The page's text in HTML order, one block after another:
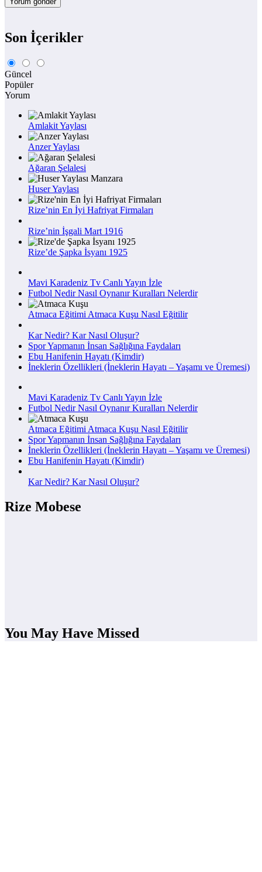
Son İçerikler
Güncel
Popüler
Yorum
Amlakit Yaylası
Anzer Yaylası
Ağaran Şelalesi
Huser Yaylası
Rize’nin En İyi Hafriyat Firmaları
Rize’nin İşgali Mart 1916
Rize’de Şapka İsyanı 1925
Mavi Karadeniz Tv Canlı Yayın İzle
Futbol Nedir Nasıl Oynanır Kuralları Nelerdir
Atmaca Eğitimi Atmaca Kuşu Nasıl Eğitilir
Kar Nedir? Kar Nasıl Oluşur?
Spor Yapmanın İnsan Sağlığına Faydaları
Ebu Hanifenin Hayatı (Kimdir)
İneklerin Özellikleri (İneklerin Hayatı – Yaşamı ve Üremesi)
Mavi Karadeniz Tv Canlı Yayın İzle
Futbol Nedir Nasıl Oynanır Kuralları Nelerdir
Atmaca Eğitimi Atmaca Kuşu Nasıl Eğitilir
Spor Yapmanın İnsan Sağlığına Faydaları
İneklerin Özellikleri (İneklerin Hayatı – Yaşamı ve Üremesi)
Ebu Hanifenin Hayatı (Kimdir)
Kar Nedir? Kar Nasıl Oluşur?
Rize Mobese
You May Have Missed